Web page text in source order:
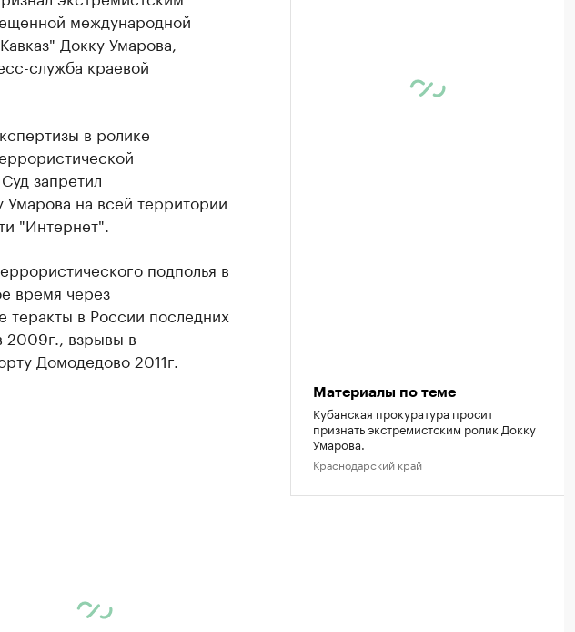
международной
Докку Умарова,
служба краевой
в ролике
запретил
на всей территории
"Интернет".
подполья в
время через
теракты в России последних
2009г., взрывы в
Домодедово 2011г.
Материалы по теме
Кубанская прокуратура просит
признать экстремистским ролик Докку
Умарова.
Краснодарский край